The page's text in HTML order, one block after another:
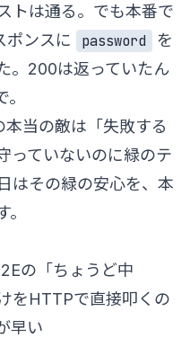
トは通る。でも本番で
ポンスに
password
を
。200は返っていたん
当の敵は「失敗する
っていないのに緑のテ
はその緑の安心を、本
の「ちょうど中
をHTTPで直接叩くの
早い